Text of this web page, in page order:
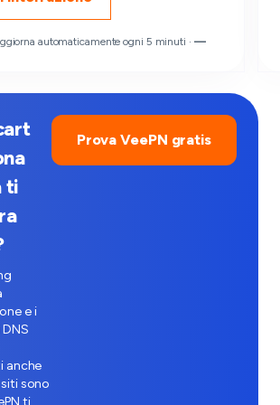
automaticamente ogni 5 minuti · —
ti
e i
anche
sono
ti
Prova VeePN gratis